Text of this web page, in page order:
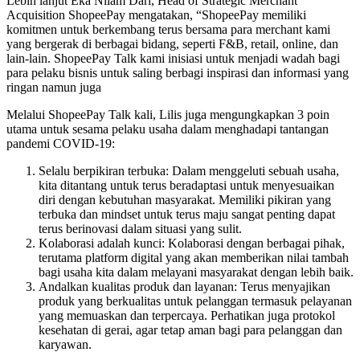
Acquisition ShopeePay mengatakan, “ShopeePay memiliki
komitmen untuk berkembang terus bersama para merchant kami
yang bergerak di berbagai bidang, seperti F&B, retail, online, dan
lain-lain. ShopeePay Talk kami inisiasi untuk menjadi wadah bagi
para pelaku bisnis untuk saling berbagi inspirasi dan informasi yang
ringan namun juga
Melalui ShopeePay Talk kali, Lilis juga mengungkapkan 3 poin
utama untuk sesama pelaku usaha dalam menghadapi tantangan
pandemi COVID-19:
Selalu berpikiran terbuka: Dalam menggeluti sebuah usaha,
kita ditantang untuk terus beradaptasi untuk menyesuaikan
diri dengan kebutuhan masyarakat. Memiliki pikiran yang
terbuka dan mindset untuk terus maju sangat penting dapat
terus berinovasi dalam situasi yang sulit.
Kolaborasi adalah kunci: Kolaborasi dengan berbagai pihak,
terutama platform digital yang akan memberikan nilai tambah
bagi usaha kita dalam melayani masyarakat dengan lebih baik.
Andalkan kualitas produk dan layanan: Terus menyajikan
produk yang berkualitas untuk pelanggan termasuk pelayanan
yang memuaskan dan terpercaya. Perhatikan juga protokol
kesehatan di gerai, agar tetap aman bagi para pelanggan dan
karyawan.